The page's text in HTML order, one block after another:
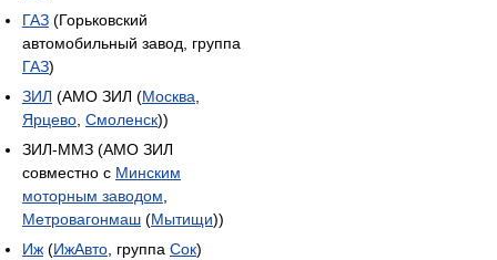
ГАЗ (Горьковский
автомобильный завод, группа
ГАЗ)
ЗИЛ (АМО ЗИЛ (Москва
Ярцево Смоленск))
ЗИЛ-ММЗ (АМО ЗИЛ
совместно с Минским
моторным заводом
Метровагонмаш (Мытищи))
Иж (ИжАвто , группа Сок)